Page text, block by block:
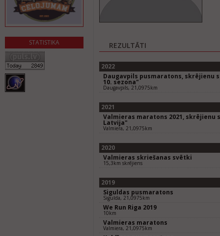
STATISTIKA REZULTĀTI
2022
Daugavpils pusmaratons, skrējienu
10. sezona"
Daugavpils, 21,0975km
2021
Valmieras maratons 2021, skrējienu
Latvija"
Valmiera, 21,0975km
2020
Valmieras skriešanas svētki
15,3km skrējiens
2019
Siguldas pusmaratons
Sigulda, 21,0975km
We Run Riga 2019
10km
Valmieras maratons
Valmiera, 21,0975km